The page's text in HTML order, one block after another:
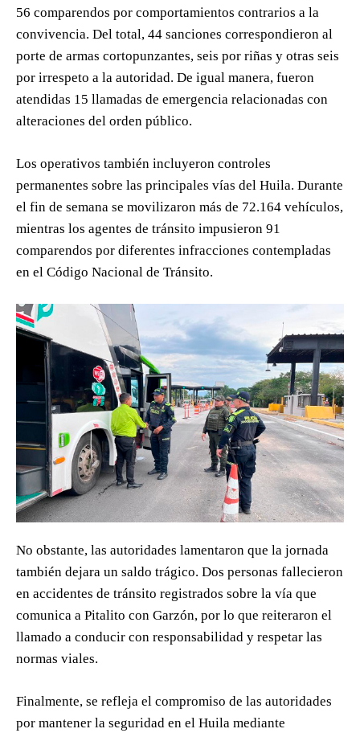
56 comparendos por comportamientos contrarios a la
convivencia. Del total, 44 sanciones correspondieron al
porte de armas cortopunzantes, seis por riñas y otras seis
por irrespeto a la autoridad. De igual manera, fueron
atendidas 15 llamadas de emergencia relacionadas con
alteraciones del orden público.
Los operativos también incluyeron controles
permanentes sobre las principales vías del Huila. Durante
el fin de semana se movilizaron más de 72.164 vehículos,
mientras los agentes de tránsito impusieron 91
comparendos por diferentes infracciones contempladas
en el Código Nacional de Tránsito.
No obstante, las autoridades lamentaron que la jornada
también dejara un saldo trágico. Dos personas fallecieron
en accidentes de tránsito registrados sobre la vía que
comunica a Pitalito con Garzón, por lo que reiteraron el
llamado a conducir con responsabilidad y respetar las
normas viales.
Finalmente, se refleja el compromiso de las autoridades
por mantener la seguridad en el Huila mediante